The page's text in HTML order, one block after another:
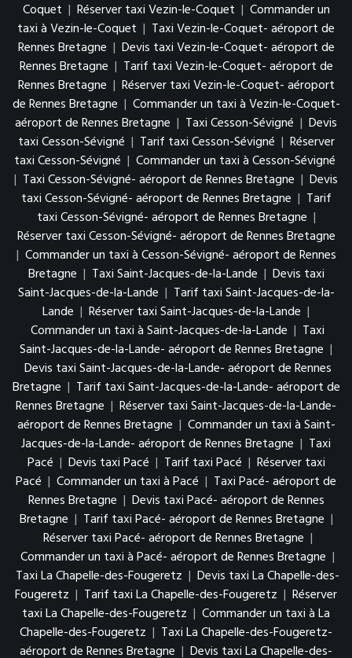
Coquet | Réserver taxi Vezin-le-Coquet | Commander un
taxi à Vezin-le-Coquet | Taxi Vezin-le-Coquet- aéroport de
Rennes Bretagne | Devis taxi Vezin-le-Coquet- aéroport de
Rennes Bretagne | Tarif taxi Vezin-le-Coquet- aéroport de
Rennes Bretagne | Réserver taxi Vezin-le-Coquet- aéroport
de Rennes Bretagne | Commander un taxi à Vezin-le-Coquet-
aéroport de Rennes Bretagne | Taxi Cesson-Sévigné | Devis
taxi Cesson-Sévigné | Tarif taxi Cesson-Sévigné | Réserver
taxi Cesson-Sévigné | Commander un taxi à Cesson-Sévigné
| Taxi Cesson-Sévigné- aéroport de Rennes Bretagne | Devis
taxi Cesson-Sévigné- aéroport de Rennes Bretagne | Tarif
taxi Cesson-Sévigné- aéroport de Rennes Bretagne |
Réserver taxi Cesson-Sévigné- aéroport de Rennes Bretagne
| Commander un taxi à Cesson-Sévigné- aéroport de Rennes
Bretagne | Taxi Saint-Jacques-de-la-Lande | Devis taxi
Saint-Jacques-de-la-Lande | Tarif taxi Saint-Jacques-de-la-
Lande | Réserver taxi Saint-Jacques-de-la-Lande |
Commander un taxi à Saint-Jacques-de-la-Lande | Taxi
Saint-Jacques-de-la-Lande- aéroport de Rennes Bretagne |
Devis taxi Saint-Jacques-de-la-Lande- aéroport de Rennes
Bretagne | Tarif taxi Saint-Jacques-de-la-Lande- aéroport de
Rennes Bretagne | Réserver taxi Saint-Jacques-de-la-Lande-
aéroport de Rennes Bretagne | Commander un taxi à Saint-
Jacques-de-la-Lande- aéroport de Rennes Bretagne | Taxi
Pacé | Devis taxi Pacé | Tarif taxi Pacé | Réserver taxi
Pacé | Commander un taxi à Pacé | Taxi Pacé- aéroport de
Rennes Bretagne | Devis taxi Pacé- aéroport de Rennes
Bretagne | Tarif taxi Pacé- aéroport de Rennes Bretagne |
Réserver taxi Pacé- aéroport de Rennes Bretagne |
Commander un taxi à Pacé- aéroport de Rennes Bretagne |
Taxi La Chapelle-des-Fougeretz | Devis taxi La Chapelle-des-
Fougeretz | Tarif taxi La Chapelle-des-Fougeretz | Réserver
taxi La Chapelle-des-Fougeretz | Commander un taxi à La
Chapelle-des-Fougeretz | Taxi La Chapelle-des-Fougeretz-
aéroport de Rennes Bretagne | Devis taxi La Chapelle-des-